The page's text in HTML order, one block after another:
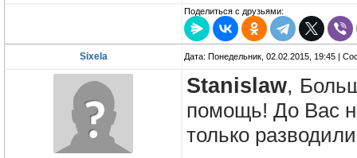
Поделиться с друзьями:
Sixela Дата: Понедельник, 02.02.2015, 19:45 |
Stanislaw,
помощь! До Вас
только